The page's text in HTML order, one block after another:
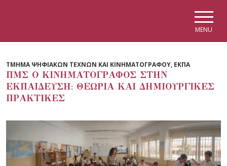
MENU
ΤΜΗΜΑ ΨΗΦΙΑΚΩΝ ΤΕΧΝΩΝ ΚΑΙ ΚΙΝΗΜΑΤΟΓΡΑΦΟΥ, ΕΚΠΑ
ΠΜΣ Ο ΚΙΝΗΜΑΤΟΓΡΑΦΟΣ ΣΤΗΝ
ΕΚΠΑΙΔΕΥΣΗ: ΘΕΩΡΙΑ ΚΑΙ ΔΗΜΙΟΥΡΓΙΚΕΣ
ΠΡΑΚΤΙΚΕΣ